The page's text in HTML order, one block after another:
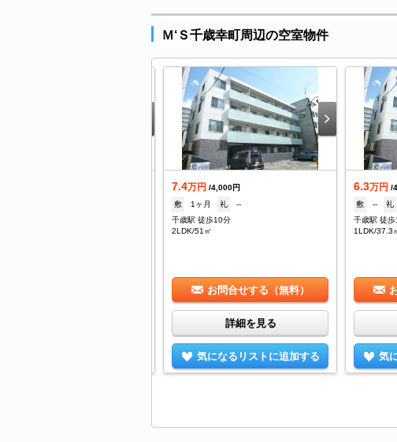
Ｍ‘Ｓ千歳幸町周辺の空室物件
7.4万円 /4,000円
敷
1ヶ月 礼
--
千歳駅 徒歩10分
2LDK/51㎡
お問合せする（無料）
詳細を見る
気になるリストに追加する
6.3万円 /
敷
-- 礼
千歳駅 徒
1LDK/37.3
気